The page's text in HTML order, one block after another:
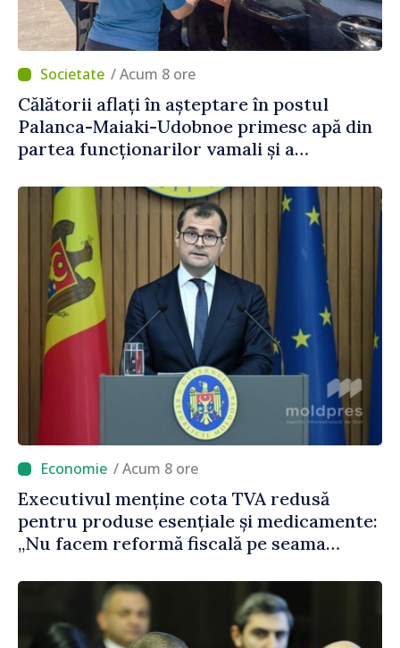
/ Acum 8 ore
Călătorii aflați în așteptare în postul
Palanca-Maiaki-Udobnoe primesc apă din
partea funcționarilor vamali și a
/ Acum 8 ore
Executivul menține cota TVA redusă
pentru produse esențiale și medicamente:
„Nu facem reformă fiscală pe seama